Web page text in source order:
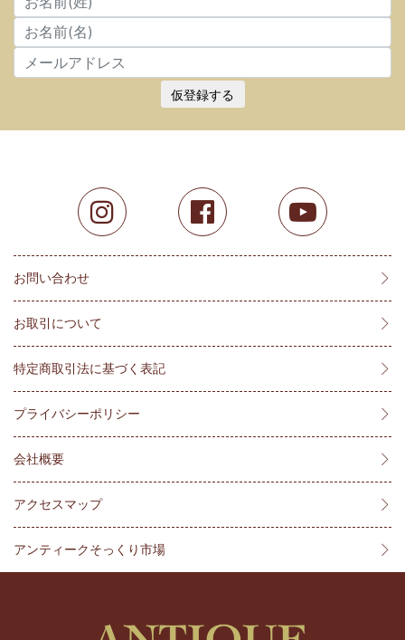
仮登録する
お問い合わせ
お取引について
特定商取引法に基づく表記
プライバシーポリシー
会社概要
アクセスマップ
アンティークそっくり市場